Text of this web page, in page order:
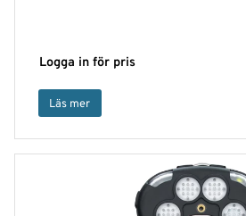
Logga in för pris
Läs mer